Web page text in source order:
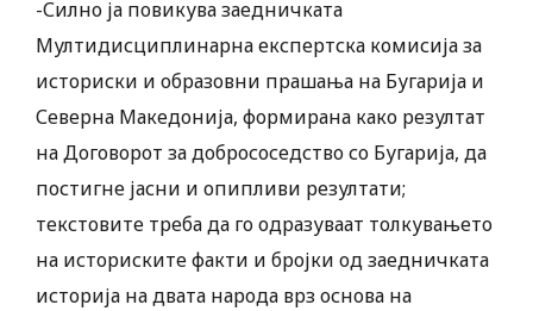
-Силно ја повикува заедничката
Мултидисциплинарна експертска комисија за
историски и образовни прашања на Бугарија и
Северна Македонија, формирана како резултат
на Договорот за добрососедство со Бугарија, да
постигне јасни и опипливи резултати;
текстовите треба да го одразуваат толкувањето
на историските факти и бројки од заедничката
историја на двата народа врз основа на